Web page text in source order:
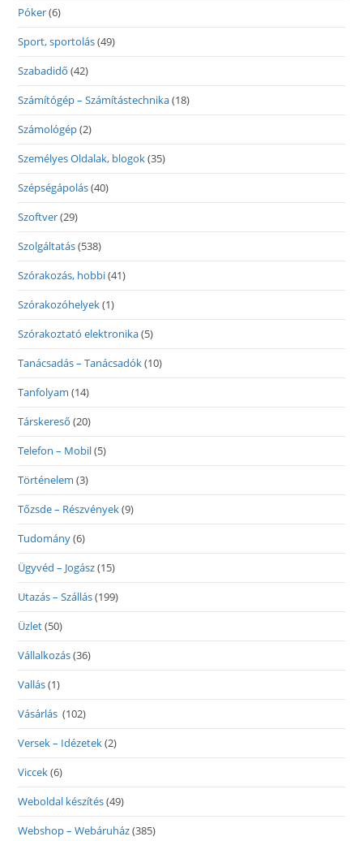
Póker(6)
Sport, sportolás(49)
Szabadidő (42)
Számítógép – Számítástechnika(18)
Számológép(2)
Személyes Oldalak, blogok(35)
Szépségápolás(40)
Szoftver(29)
Szolgáltatás(538)
Szórakozás, hobbi(41)
Szórakozóhelyek(1)
Szórakoztató elektronika(5)
Tanácsadás – Tanácsadók(10)
Tanfolyam (14)
Társkereső (20)
Telefon – Mobil(5)
Történelem (3)
Tőzsde – Részvények(9)
Tudomány(6)
Ügyvéd – Jogász(15)
Utazás – Szállás(199)
Üzlet(50)
Vállalkozás(36)
Vallás(1)
Vásárlás (102)
Versek – Idézetek(2)
Viccek(6)
Weboldal készítés(49)
Webshop – Webáruház(385)